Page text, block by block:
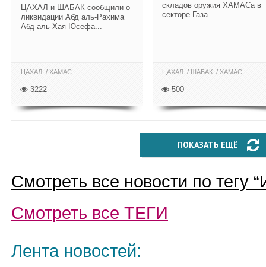
ЦАХАЛ и ШАБАК сообщили о
ликвидации Абд аль-Рахима
Абд аль-Хая Юсефа...
ЦАХАЛ ХАМАС
3222
складов оружия ХАМАСа в
секторе Газа.
ЦАХАЛ ШАБАК ХАМАС
500
ПОКАЗАТЬ ЕЩЁ
Смотреть все новости по тегу “
Смотреть все ТЕГИ
Лента новостей: